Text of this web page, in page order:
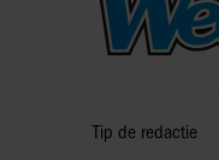
Tip de redactie